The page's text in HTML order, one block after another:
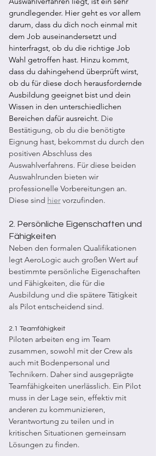
grundlegender. Hier geht es vor allem
darum, dass du dich noch einmal mit
dem Job auseinandersetzt und
hinterfragst, ob du die richtige Job
Wahl getroffen hast. Hinzu kommt,
dass du dahingehend überprüft wirst,
ob du für diese doch herausfordernde
Ausbildung geeignet bist und dein
Wissen in den unterschiedlichen
Bereichen dafür ausreicht. Die
Bestätigung, ob du die benötigte
Eignung hast, bekommst du durch den
positiven Abschluss des
Auswahlverfahrens. Für diese beiden
Auswahlrunden bieten wir
professionelle Vorbereitungen an.
Diese sind hier vorzufinden.
2. Persönliche Eigenschaften und
Fähigkeiten
Neben den formalen Qualifikationen
legt AeroLogic auch großen Wert auf
bestimmte persönliche Eigenschaften
und Fähigkeiten, die für die
Ausbildung und die spätere Tätigkeit
als Pilot entscheidend sind.
2.1 Teamfähigkeit
Piloten arbeiten eng im Team
zusammen, sowohl mit der Crew als
auch mit Bodenpersonal und
Technikern. Daher sind ausgeprägte
Teamfähigkeiten unerlässlich. Ein Pilot
muss in der Lage sein, effektiv mit
anderen zu kommunizieren,
Verantwortung zu teilen und in
kritischen Situationen gemeinsam
Lösungen zu finden.